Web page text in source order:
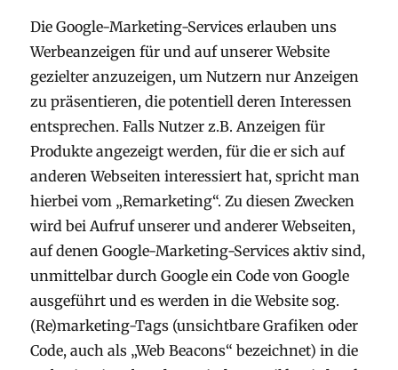
Die Google-Marketing-Services erlauben uns
Werbeanzeigen für und auf unserer Website
gezielter anzuzeigen, um Nutzern nur Anzeigen
zu präsentieren, die potentiell deren Interessen
entsprechen. Falls Nutzer z.B. Anzeigen für
Produkte angezeigt werden, für die er sich auf
anderen Webseiten interessiert hat, spricht man
hierbei vom „Remarketing“. Zu diesen Zwecken
wird bei Aufruf unserer und anderer Webseiten,
auf denen Google-Marketing-Services aktiv sind,
unmittelbar durch Google ein Code von Google
ausgeführt und es werden in die Website sog.
(Re)marketing-Tags (unsichtbare Grafiken oder
Code, auch als „Web Beacons“ bezeichnet) in die